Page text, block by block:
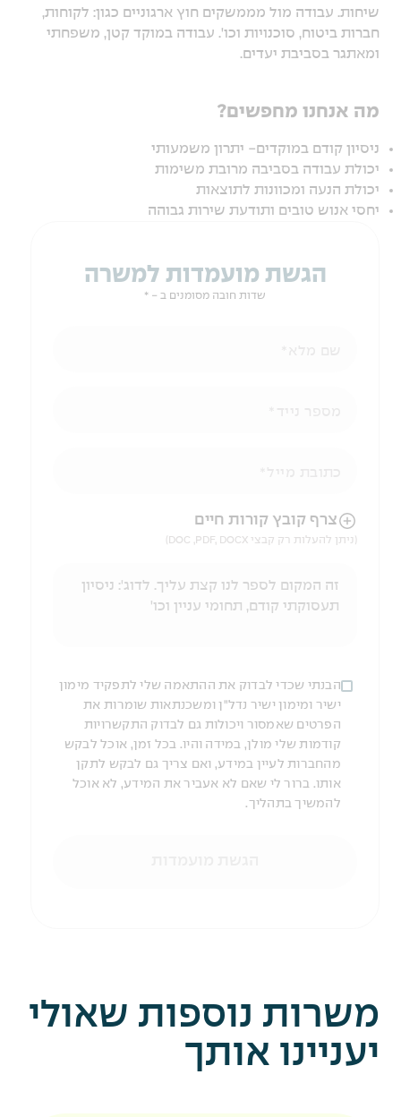
שיחות. עבודה מול מממשקים חוץ ארגוניים כגון: לקוחות,
חברות ביטוח, סוכנויות וכו'. עבודה במוקד קטן, משפחתי
ומאתגר בסביבת יעדים.
מה אנחנו מחפשים?
ניסיון קודם במוקדים- יתרון משמעותי
יכולת עבודה בסביבה מרובת משימות
יכולת הנעה ומכוונות לתוצאות
יחסי אנוש טובים ותודעת שירות גבוהה
הגשת מועמדות למשרה
שדות חובה מסומנים ב - *
הניווט לאחר העלאת הקובץ באמצעות מקש ה-TAB
צרף קובץ קורות חיים
(ניתן להעלות רק קבצי DOC ,PDF, DOCX)
הבנתי שכדי לבדוק את ההתאמה שלי לתפקיד מימון
ישיר ומימון ישיר נדל"ן ומשכנתאות שומרות את
הפרטים שאמסור ויכולות גם לבדוק התקשרויות
קודמות שלי מולן, במידה והיו. בכל זמן, אוכל לבקש
מהחברות לעיין במידע, ואם צריך גם לבקש לתקן
אותו. ברור לי שאם לא אעביר את המידע, לא אוכל
להמשיך בתהליך.
משרות נוספות שאולי
יעניינו אותך